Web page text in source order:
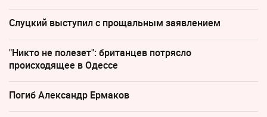
Слуцкий выступил с прощальным заявлением
"Никто не полезет": британцев потрясло
происходящее в Одессе
Погиб Александр Ермаков